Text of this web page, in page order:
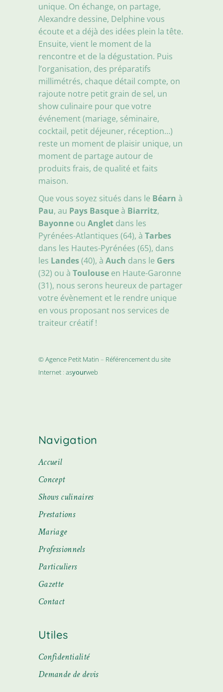
unique. On échange, on partage,
Alexandre dessine, Delphine vous
écoute et a déjà des idées plein la tête.
Ensuite, vient le moment de la
rencontre et de la dégustation. Puis
l’organisation, des préparatifs
millimétrés, chaque détail compte, on
rajoute notre petit grain de sel, un
show culinaire pour que votre
événement (mariage, séminaire,
cocktail, petit déjeuner, réception…)
reste un moment de plaisir unique, un
moment de partage autour de
produits frais, de qualité et faits
maison.
Que vous soyez situés dans le Béarn à
Pau, au Pays Basqueà Biarritz,
Bayonne ouAnglet dans les
Pyrénées-Atlantiques (64), àTarbes
dans les Hautes-Pyrénées (65), dans
les Landes(40), àAuch dans le Gers
(32) ou àToulouse en Haute-Garonne
(31), nous serons heureux de partager
votre évènement et le rendre unique
en vous proposant nos services de
traiteur créatif !
© Agence Petit Matin – Référencement du site
Internet :asyourweb
Navigation
Accueil
Concept
Shows culinaires
Prestations
Mariage
Professionnels
Particuliers
Gazette
Contact
Utiles
Confidentialité
Demande de devis